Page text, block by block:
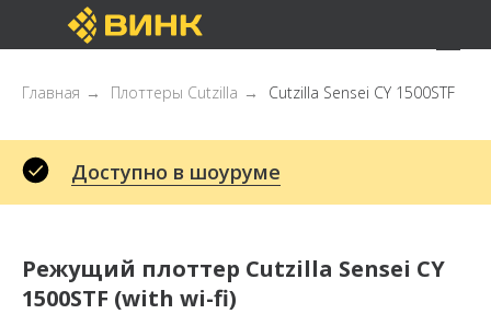
Главная → Плоттеры Cutzilla → Cutzilla Sensei CY 1500STF
Доступно в шоуруме
Режущий плоттер Cutzilla Sensei CY
1500STF (with wi-fi)